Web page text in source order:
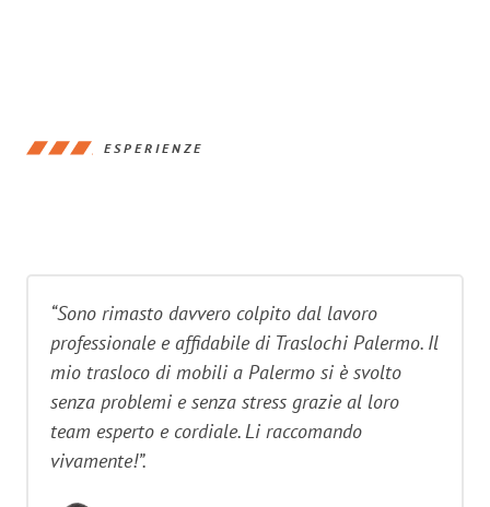
ESPERIENZE
“Sono rimasto davvero colpito dal lavoro
professionale e affidabile di Traslochi Palermo. Il
mio trasloco di mobili a Palermo si è svolto
senza problemi e senza stress grazie al loro
team esperto e cordiale. Li raccomando
vivamente!”.